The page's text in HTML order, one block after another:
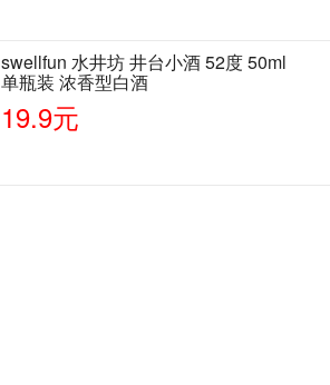
swellfun 水井坊 井台小酒 52度 50ml
单瓶装 浓香型白酒
19.9元